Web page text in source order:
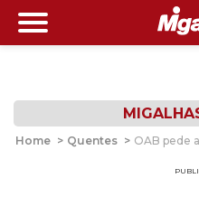
Home > Quentes > OAB pede